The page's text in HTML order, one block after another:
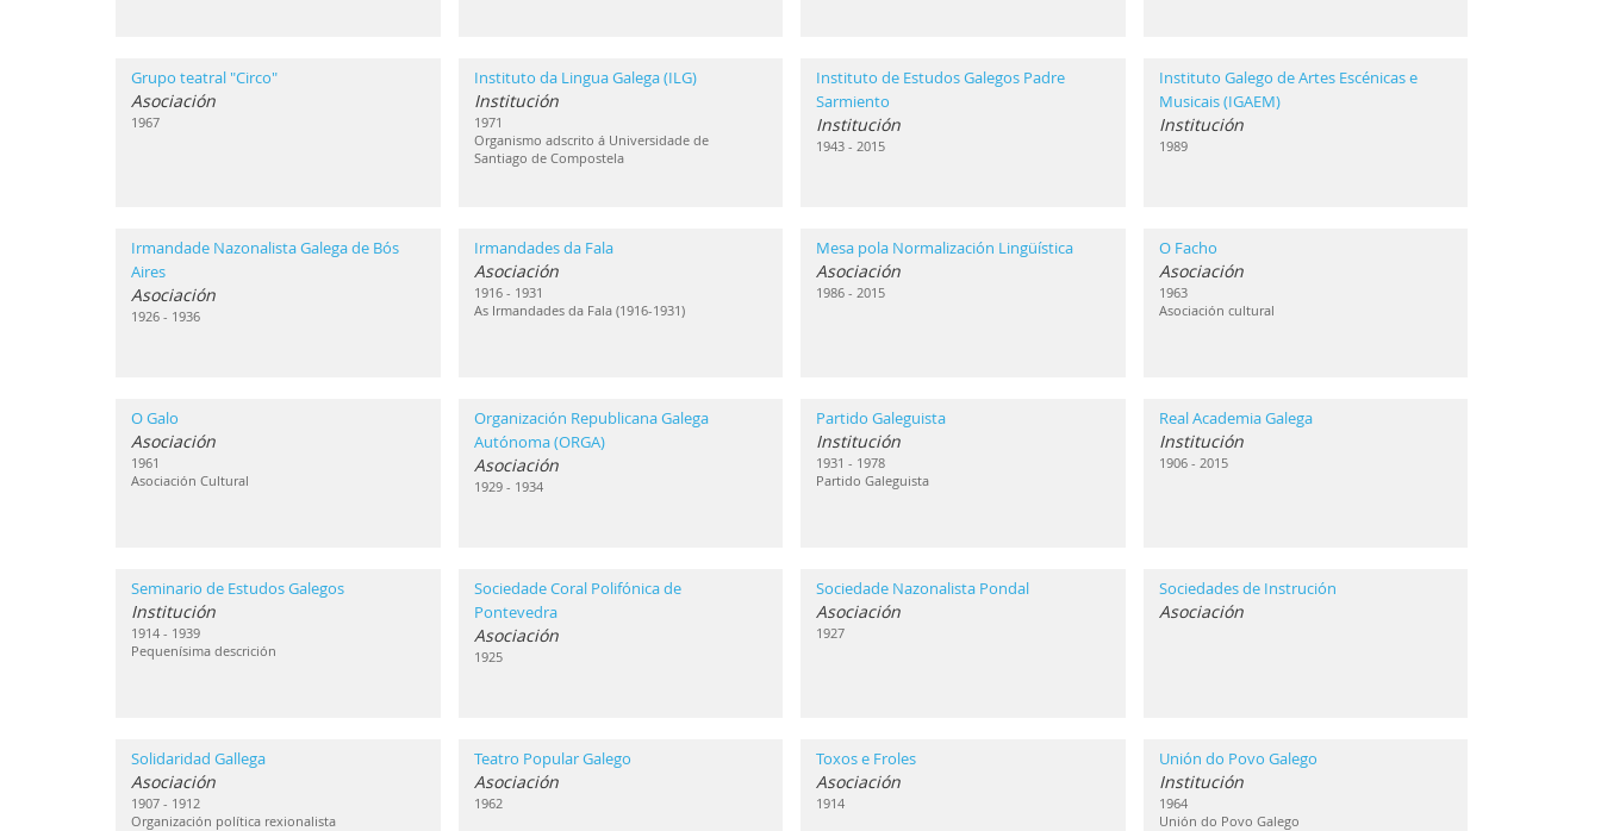
Grupo teatral "Circo"
Asociación
1967
Instituto da Lingua Galega (ILG)
Institución
1971
Organismo adscrito á Universidade de
Santiago de Compostela
Instituto de Estudos Galegos Padre
Sarmiento
Institución
1943 - 2015
Instituto Galego de Artes Escénicas e
Musicais (IGAEM)
Institución
1989
Irmandade Nazonalista Galega de Bós
Aires
Asociación
1926 - 1936
Irmandades da Fala
Asociación
1916 - 1931
As Irmandades da Fala (1916-1931)
Mesa pola Normalización Lingüística
Asociación
1986 - 2015
O Facho
Asociación
1963
Asociación cultural
O Galo
Asociación
1961
Asociación Cultural
Organización Republicana Galega
Autónoma (ORGA)
Asociación
1929 - 1934
Partido Galeguista
Institución
1931 - 1978
Partido Galeguista
Real Academia Galega
Institución
1906 - 2015
Seminario de Estudos Galegos
Institución
1914 - 1939
Pequenísima descrición
Sociedade Coral Polifónica de
Pontevedra
Asociación
1925
Sociedade Nazonalista Pondal
Asociación
1927
Sociedades de Instrución
Asociación
Solidaridad Gallega
Asociación
1907 - 1912
Organización política rexionalista
Teatro Popular Galego
Asociación
1962
Toxos e Froles
Asociación
1914
Unión do Povo Galego
Institución
1964
Unión do Povo Galego